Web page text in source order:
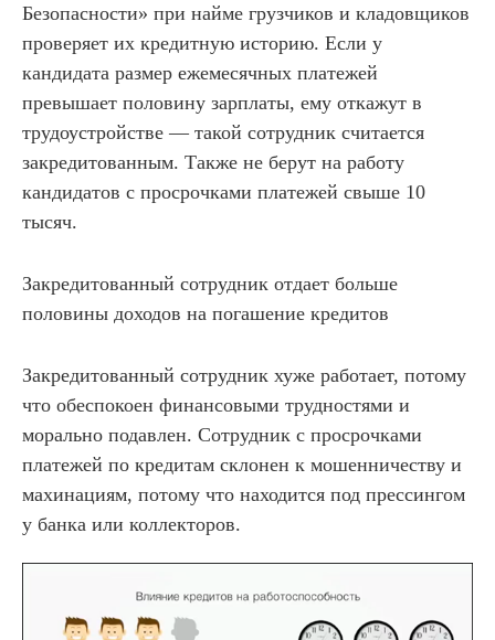
Безопасности» при найме грузчиков и кладовщиков
проверяет их кредитную историю. Если у
кандидата размер ежемесячных платежей
превышает половину зарплаты, ему откажут в
трудоустройстве — такой сотрудник считается
закредитованным. Также не берут на работу
кандидатов с просрочками платежей свыше 10
тысяч.
Закредитованный сотрудник отдает больше
половины доходов на погашение кредитов
Закредитованный сотрудник хуже работает, потому
что обеспокоен финансовыми трудностями и
морально подавлен. Сотрудник с просрочками
платежей по кредитам склонен к мошенничеству и
махинациям, потому что находится под прессингом
у банка или коллекторов.